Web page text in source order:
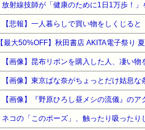
放射線技師が「健康のために1日1万歩！」
【悲報】一人暮らしで買い物をしくじる
【最大50%OFF】秋田書店 AKITA電子祭り
【画像】昆布リボンを購入した人、凄い
【画像】東京ばな奈がちょっとだけ姑息
【画像】『野原ひろし昼メシの流儀』の
ネコの「このポーズ」、触ったり吸ったり